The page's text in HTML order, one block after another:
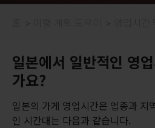
일본에서 일반적인 영
가요?
일본의 가게 영업시간은 업종과 지
인 시간대는 다음과 같습니다.